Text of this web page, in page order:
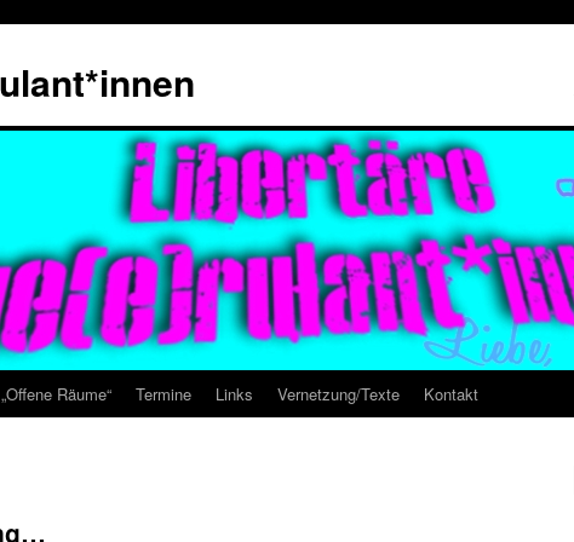
Räume“ Termine Links Vernetzung/Texte Kontakt